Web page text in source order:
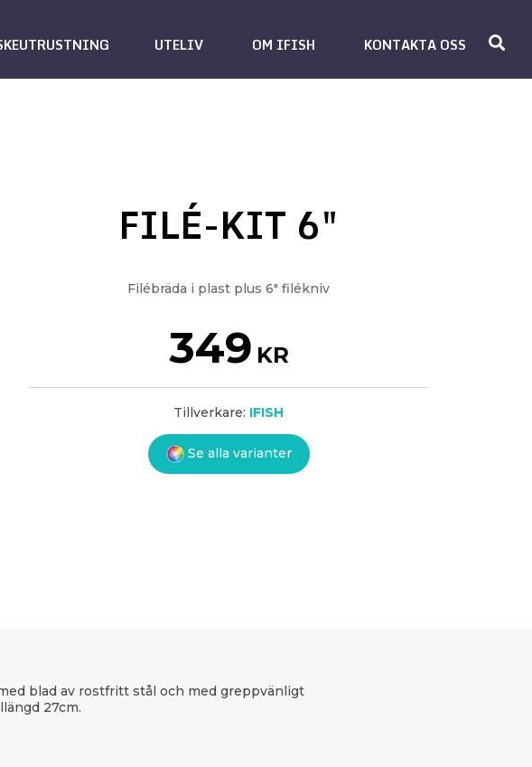
UTELIV OM IFISH KONTAKTA OSS
FILÉ-KIT 6"
Filébräda i plast plus 6" filékniv
349 KR
Tillverkare: IFISH
Se alla varianter
blad av rostfritt stål och med greppvänligt
27cm.